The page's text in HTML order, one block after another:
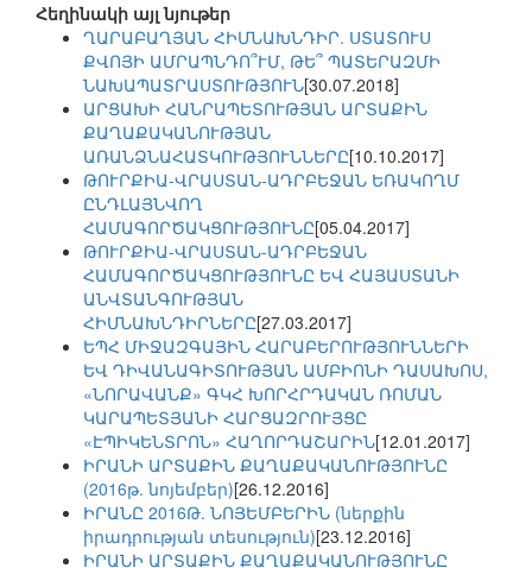
Հեղինակի այլ նյութեր
ՂԱՐԱԲԱՂՅԱՆ ՀԻՄՆԱԽՆԴԻՐ. ՍՏԱՏՈՒՍ
ՔՎՈՅԻ ԱՄՐԱՊՆԴՈ՞ՒՄ, ԹԵ՞ ՊԱՏԵՐԱԶՄԻ
ՆԱԽԱՊԱՏՐԱՍՏՈՒԹՅՈՒՆ[30.07.2018]
ԱՐՑԱԽԻ ՀԱՆՐԱՊԵՏՈՒԹՅԱՆ ԱՐՏԱՔԻՆ
ՔԱՂԱՔԱԿԱՆՈՒԹՅԱՆ
ԱՌԱՆՁՆԱՀԱՏԿՈՒԹՅՈՒՆՆԵՐԸ[10.10.2017]
ԹՈՒՐՔԻԱ-ՎՐԱՍՏԱՆ-ԱԴՐԲԵՋԱՆ ԵՌԱԿՈՂՄ
ԸՆԴԼԱՅՆՎՈՂ
ՀԱՄԱԳՈՐԾԱԿՑՈՒԹՅՈՒՆԸ[05.04.2017]
ԹՈՒՐՔԻԱ-ՎՐԱՍՏԱՆ-ԱԴՐԲԵՋԱՆ
ՀԱՄԱԳՈՐԾԱԿՑՈՒԹՅՈՒՆԸ ԵՎ ՀԱՅԱՍՏԱՆԻ
ԱՆՎՏԱՆԳՈՒԹՅԱՆ
ՀԻՄՆԱԽՆԴԻՐՆԵՐԸ[27.03.2017]
ԵՊՀ ՄԻՋԱԶԳԱՅԻՆ ՀԱՐԱԲԵՐՈՒԹՅՈՒՆՆԵՐԻ
ԵՎ ԴԻՎԱՆԱԳԻՏՈՒԹՅԱՆ ԱՄԲԻՈՆԻ ԴԱՍԱԽՈՍ,
«ՆՈՐԱՎԱՆՔ» ԳԿՀ ԽՈՐՀՐԴԱԿԱՆ ՌՈՄԱՆ
ԿԱՐԱՊԵՏՅԱՆԻ ՀԱՐՑԱԶՐՈՒՅՑԸ
«ԷՊԻԿԵՆՏՐՈՆ» ՀԱՂՈՐԴԱՇԱՐԻՆ[12.01.2017]
ԻՐԱՆԻ ԱՐՏԱՔԻՆ ՔԱՂԱՔԱԿԱՆՈՒԹՅՈՒՆԸ
(2016թ. նոյեմբեր)[26.12.2016]
ԻՐԱՆԸ 2016Թ. ՆՈՅԵՄԲԵՐԻՆ (ներքին
իրադրության տեսություն)[23.12.2016]
ԻՐԱՆԻ ԱՐՏԱՔԻՆ ՔԱՂԱՔԱԿԱՆՈՒԹՅՈՒՆԸ